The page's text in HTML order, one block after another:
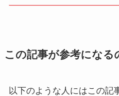
この記事が参考になる
以下のような人にはこの記